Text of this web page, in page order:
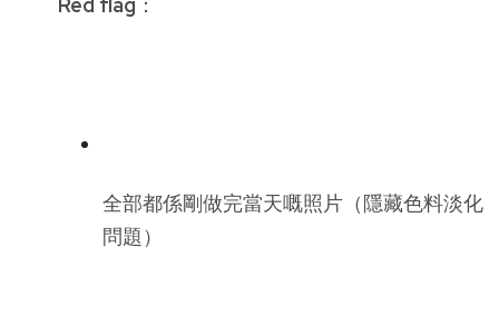
全部都係剛做完當天嘅照片（隱藏色料淡化
問題）